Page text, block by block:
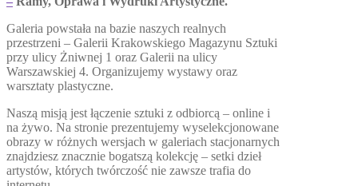
Galeria powstała na bazie naszych realnych
przestrzeni – Galerii Krakowskiego Magazynu Sztuki
przy ulicy Żniwnej 1 oraz Galerii na ulicy
Warszawskiej 4. Organizujemy wystawy oraz
warsztaty plastyczne.
Naszą misją jest łączenie sztuki z odbiorcą – online i
na żywo. Na stronie prezentujemy wyselekcjonowane
obrazy w różnych wersjach w galeriach stacjonarnych
znajdziesz znacznie bogatszą kolekcję – setki dzieł
artystów, których twórczość nie zawsze trafia do